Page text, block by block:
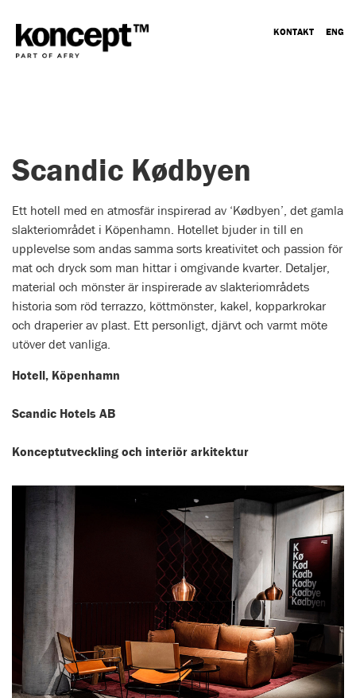
KONTAKT ENG
Scandic Kødbyen
Ett hotell med en atmosfär inspirerad av ‘Kødbyen’, det gamla
slakteriområdet i Köpenhamn. Hotellet bjuder in till en
upplevelse som andas samma sorts kreativitet och passion för
mat och dryck som man hittar i omgivande kvarter. Detaljer,
material och mönster är inspirerade av slakteriområdets
historia som röd terrazzo, köttmönster, kakel, kopparkrokar
och draperier av plast. Ett personligt, djärvt och varmt möte
utöver det vanliga.
Hotell, Köpenhamn
Scandic Hotels AB
Konceptutveckling och interiör arkitektur